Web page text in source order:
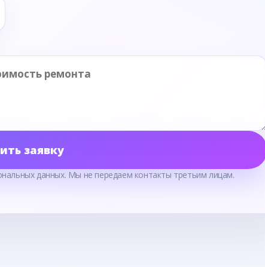
заявку
данных. Мы не передаем контакты третьим лицам.